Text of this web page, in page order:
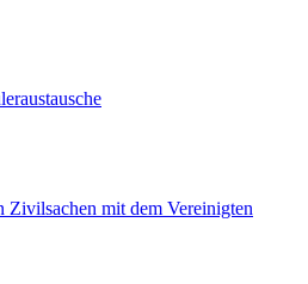
Zivilsachen mit dem Vereinigten